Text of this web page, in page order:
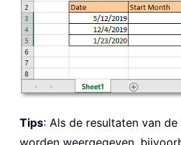
Tips: Als de resultaten van
worden weergegeven,